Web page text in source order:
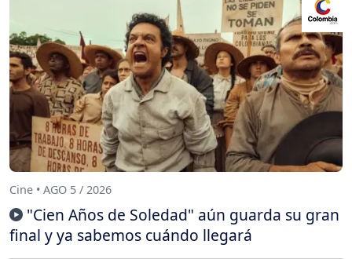
Cine • AGO 5 / 2026
"Cien Años de Soledad" aún guarda su gran
final y ya sabemos cuándo llegará